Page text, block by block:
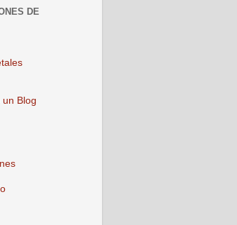
DE
un Blog